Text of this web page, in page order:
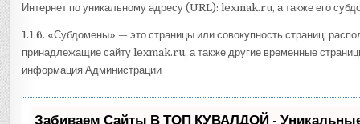
Интернет по уникальному адресу (URL): lexmak.ru, а также его
1.1.6. «Субдомены» — это страницы или совокупность страниц,
принадлежащие сайту lexmak.ru, а также другие временные
информация Администрации
Забиваем Сайты В ТОП КУВАЛДОЙ -